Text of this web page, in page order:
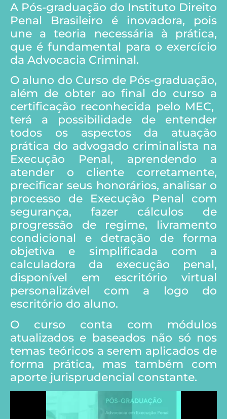
A Pós-graduação do Instituto Direito
Penal Brasileiro é inovadora, pois
une a teoria necessária à prática,
que é fundamental para o exercício
da Advocacia Criminal.
O aluno do Curso de Pós-graduação,
além de obter ao final do curso a
certificação reconhecida pelo MEC,
terá a possibilidade de entender
todos os aspectos da atuação
prática do advogado criminalista na
Execução Penal, aprendendo a
atender o cliente corretamente,
precificar seus honorários, analisar o
processo de Execução Penal com
segurança, fazer cálculos de
progressão de regime, livramento
condicional e detração de forma
objetiva e simplificada com a
calculadora da execução penal,
disponível em escritório virtual
personalizável com a logo do
escritório do aluno.
O curso conta com módulos
atualizados e baseados não só nos
temas teóricos a serem aplicados de
forma prática, mas também com
aporte jurisprudencial constante.